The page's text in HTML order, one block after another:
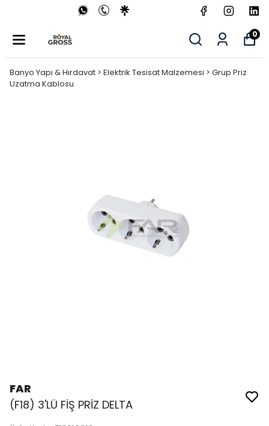
0
Banyo Yapı & Hırdavat > Elektrik Tesisat Malzemesi > Grup Priz
Uzatma Kablosu
FAR
(F18) 3'LÜ FİŞ PRİZ DELTA